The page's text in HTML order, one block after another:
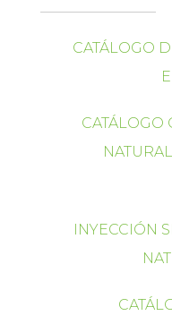
CATÁLOGO
CATÁLOGO
INYECCIÓN